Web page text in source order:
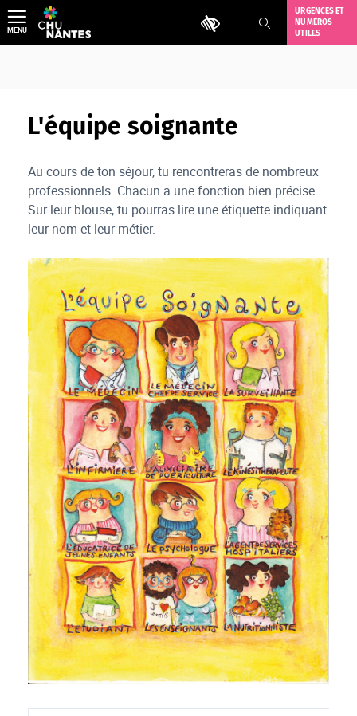
Aller
au
contenu
Outils d'accessibilité
URGENCES ET
NUMÉROS
UTILES
MENU
L'équipe soignante
Au cours de ton séjour, tu rencontreras de nombreux
professionnels. Chacun a une fonction bien précise.
Sur leur blouse, tu pourras lire une étiquette indiquant
leur nom et leur métier.